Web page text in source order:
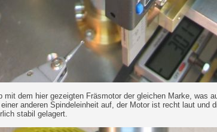
mit dem hier gezeigten Fräsmotor der gleichen Marke, was
anderen Spindeleinheit auf, der Motor ist recht laut
stabil gelagert.